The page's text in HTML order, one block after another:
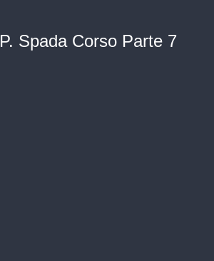
P. Spada Corso Parte 7